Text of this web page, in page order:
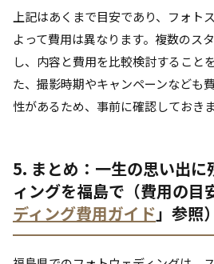
上記はあくまで目安であり、フォト
よって費用は異なります。複数のス
し、内容と費用を比較検討すること
た、撮影時期やキャンペーンなども
性があるため、事前に確認しておきま
5. まとめ：一生の思い出に
ィングを福島で（費用の目
ディング費用ガイド」参照）